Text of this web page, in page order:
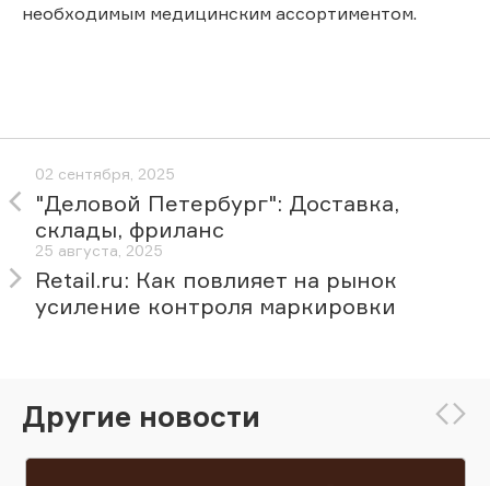
необходимым медицинским ассортиментом.
02 сентября, 2025
"Деловой Петербург": Доставка,
склады, фриланс
25 августа, 2025
Retail.ru: Как повлияет на рынок
усиление контроля маркировки
Другие новости